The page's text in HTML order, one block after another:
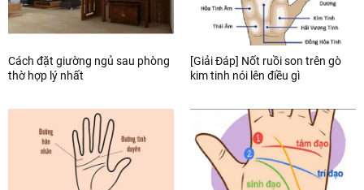
Cách đặt giường ngủ sau phòng
thờ hợp lý nhất
[Giải Đáp] Nốt ruồi son trên gò
kim tinh nói lên điều gì